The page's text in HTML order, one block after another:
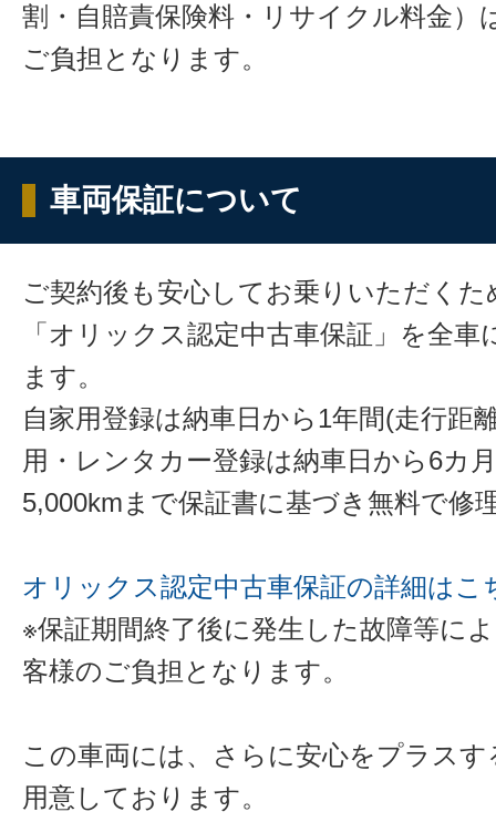
割・自賠責保険料・リサイクル料金）
ご負担となります。
車両保証について
ご契約後も安心してお乗りいただくた
「オリックス認定中古車保証」を全
ます。
自家用登録は納車日から1年間(走行距
用・レンタカー登録は納車日から6カ
5,000kmまで保証書に基づき無料で修
オリックス認定中古車保証の詳細はこ
※保証期間終了後に発生した故障等に
客様のご負担となります。
この車両には、さらに安心をプラス
用意しております。